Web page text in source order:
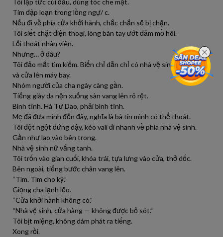
Tôi lập tức cúi đầu, dùng tóc che mặt.
Tim đập loạn trong lồng ngự/ c.
Nếu đi về phía cửa khởi hành, chắc chắn sẽ bị chặn.
Tôi siết chặt điện thoại, lòng bàn tay ướt đẫm mồ hôi.
Lối thoát nhân viên.
Nhưng… ở đâu?
Tôi đảo mắt tìm kiếm. Biển chỉ dẫn chỉ có nhà vệ sinh, cửa hàng
và cửa lên máy bay.
Nhóm người của cha ngày càng gần.
Tiếng giày da nện xuống sàn vang lên rõ rệt.
Bình tĩnh. Hà Tư Dao, phải bình tĩnh.
Mẹ đã đưa mình đến đây, nghĩa là bà tin mình có thể thoát.
Tôi đột ngột đứng dậy, kéo vali đi nhanh về phía nhà vệ sinh.
Gần như lao vào bên trong.
Nhà vệ sinh nữ vắng tanh.
Tôi trốn vào gian cuối, khóa trái, tựa lưng vào cửa, thở dốc.
Bên ngoài, tiếng bước chân vang lên.
“Tìm. Tìm cho kỹ.”
Giọng cha lạnh lẽo.
“Cửa khởi hành không có.”
“Nhà vệ sinh, cửa hàng — không được bỏ sót.”
Tôi bịt miệng, không dám phát ra tiếng.
Xong rồi.